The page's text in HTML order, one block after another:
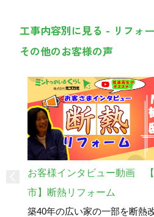
工事内容別に見る - リフォ
その他のお客様の声
お客様インタビュー動画
市】断熱リフォーム
築40年の広い家の一部を断熱